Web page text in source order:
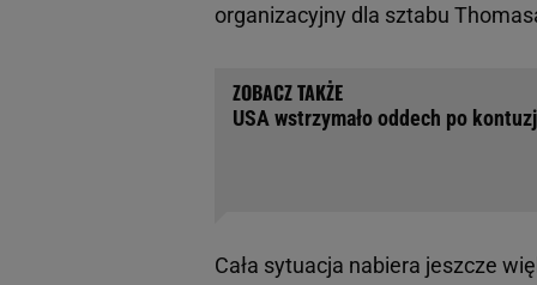
organizacyjny dla sztabu
USA wstrzymało oddech po
Cała sytuacja nabiera jeszcze